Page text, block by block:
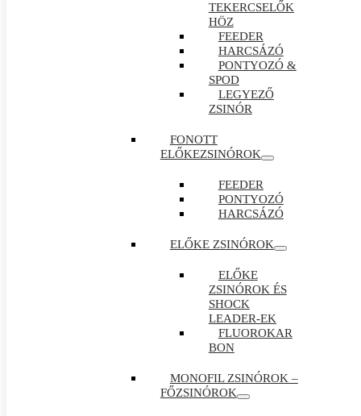
TEKERCSELŐK
HÖZ
FEEDER
HARCSÁZÓ
PONTYOZÓ &
SPOD
LEGYEZŐ
ZSINÓR
FONOTT
ELŐKEZSINÓROK
FEEDER
PONTYOZÓ
HARCSÁZÓ
ELŐKE ZSINÓROK
ELŐKE
ZSINÓROK ÉS
SHOCK
LEADER-EK
FLUOROKAR
BON
MONOFIL ZSINÓROK –
FŐZSINÓROK